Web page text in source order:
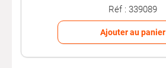
Réf : 339089
Ajouter au panier